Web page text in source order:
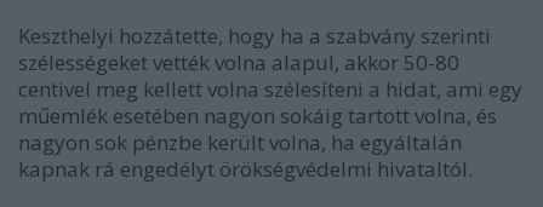
Keszthelyi hozzátette, hogy ha a szabvány szerinti
szélességeket vették volna alapul, akkor 50-80
centivel meg kellett volna szélesíteni a hidat, ami egy
műemlék esetében nagyon sokáig tartott volna, és
nagyon sok pénzbe került volna, ha egyáltalán
kapnak rá engedélyt örökségvédelmi hivataltól.